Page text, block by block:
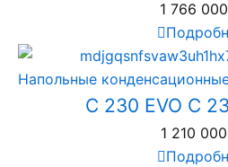
1 766 000
Напольные
C 230 EVO C
1 210 000